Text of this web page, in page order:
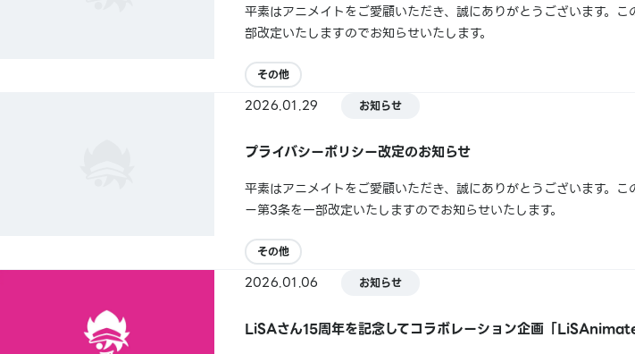
平素はアニメイトをご愛顧いただき、誠にありがとうございます。
部改定いたしますのでお知らせいたします。
その他
2026.01.29 お知らせ
プライバシーポリシー改定のお知らせ
平素はアニメイトをご愛顧いただき、誠にありがとうございます。
ー第3条を一部改定いたしますのでお知らせいたします。
その他
2026.01.06 お知らせ
LiSAさん15周年を記念してコラボレーション企画「